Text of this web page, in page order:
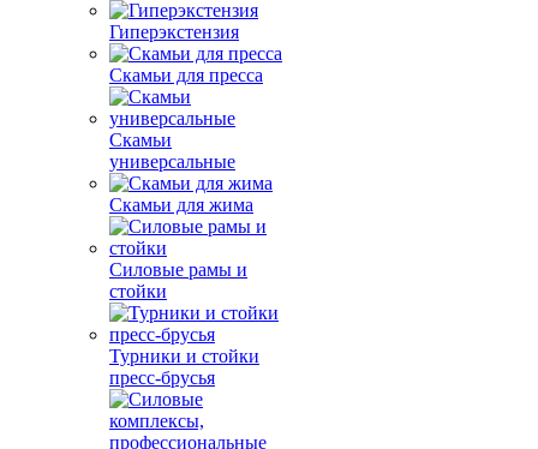
Гиперэкстензия
Скамьи для пресса
Скамьи
универсальные
Скамьи для жима
Силовые рамы и
стойки
Турники и стойки
пресс-брусья